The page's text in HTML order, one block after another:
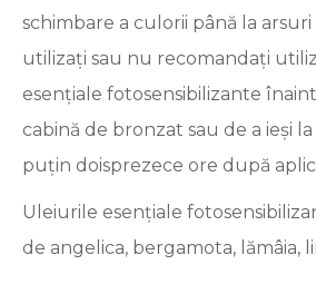
schimbare a culorii până la
utilizați sau nu recomandați
esențiale fotosensibilizante
cabină de bronzat sau de a ieși
puțin doisprezece ore după
Uleiurile esențiale
de angelica, bergamota, lămâia,